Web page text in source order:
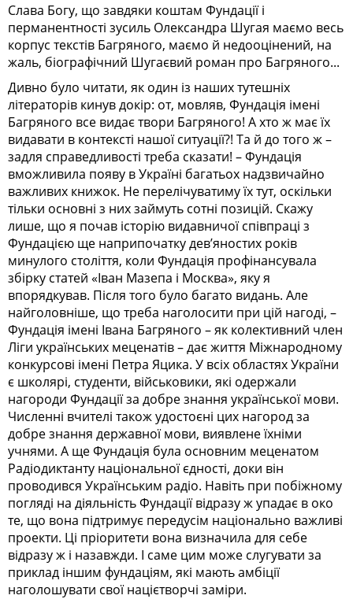
Слава Богу, що завдяки коштам Фундації і
перманентності зусиль Олександра Шугая маємо весь
корпус текстів Багряного, маємо й недооцінений, на
жаль, біографічний Шугаєвий роман про Багряного...
Дивно було читати, як один із наших тутешніх
літераторів кинув докір: от, мовляв, Фундація імені
Багряного все видає твори Багряного! А хто ж має їх
видавати в контексті нашої ситуації?! Та й до того ж –
задля справедливості треба сказати! – Фундація
вможливила появу в Україні багатьох надзвичайно
важливих книжок. Не перелічуватиму їх тут, оскільки
тільки основні з них займуть сотні позицій. Скажу
лише, що я почав історію видавничої співпраці з
Фундацією ще наприпочатку дев’яностих років
минулого століття, коли Фундація профінансувала
збірку статей «Іван Мазепа і Москва», яку я
впорядкував. Після того було багато видань. Але
найголовніше, що треба наголосити при цій нагоді, –
Фундація імені Івана Багряного – як колективний член
Ліги українських меценатів – дає життя Міжнародному
конкурсові імені Петра Яцика. У всіх областях України
є школярі, студенти, військовики, які одержали
нагороди Фундації за добре знання української мови.
Численні вчителі також удостоєні цих нагород за
добре знання державної мови, виявлене їхніми
учнями. А ще Фундація була основним меценатом
Радіодиктанту національної єдності, доки він
проводився Українським радіо. Навіть при побіжному
погляді на діяльність Фундації відразу ж упадає в око
те, що вона підтримує передусім національно важливі
проекти. Ці пріоритети вона визначила для себе
відразу ж і назавжди. І саме цим може слугувати за
приклад іншим фундаціям, які мають амбіції
наголошувати свої націєтворчі заміри.